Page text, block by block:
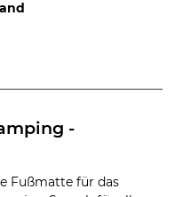
-
Fußmatte für das